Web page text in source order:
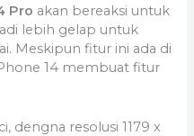
Pro akan bereaksi untuk
lebih gelap untuk
Meskipun fitur ini ada di
14 membuat fitur
dengna resolusi 1179 x